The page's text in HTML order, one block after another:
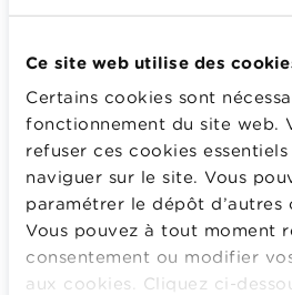
Ce site web utilise des
Certains cookies sont
fonctionnement du site web.
refuser ces cookies
naviguer sur le site. Vous
paramétrer le dépôt d’autres
Vous pouvez à tout moment
consentement ou modifier
aux cookies. Cliquez ci-
pris en charge par le
Consultez notre checklist
Ai-je intérêt à faire un état
Calculateurs, conseils pratiques,
Budget, payer, emprunter et assurer